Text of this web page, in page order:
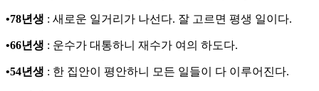
•78년생 : 새로운 일거리가 나선다. 잘 고르면 평생 일이다.
•66년생 : 운수가 대통하니 재수가 여의 하도다.
•54년생 : 한 집안이 평안하니 모든 일들이 다 이루어진다.